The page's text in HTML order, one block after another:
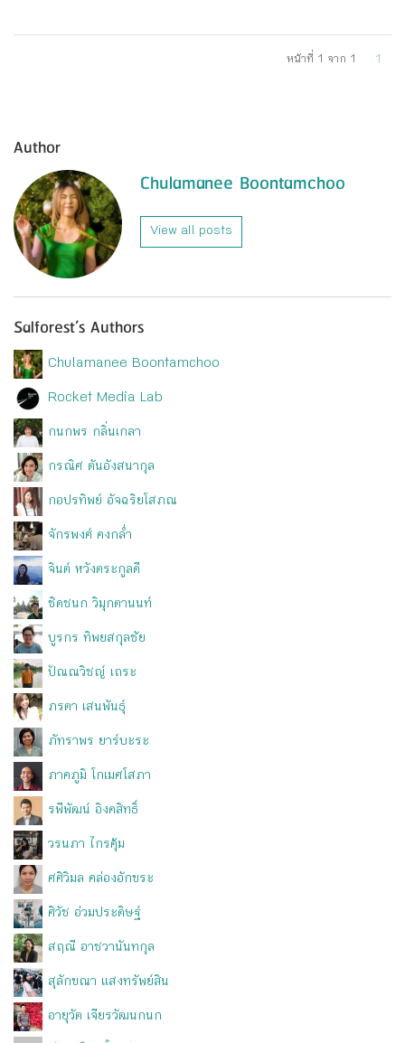
หน้าที่ 1 จาก 1 1
Author
Chulamanee Boontamchoo
View all posts
Salforest’s Authors
Chulamanee Boontamchoo
Rocket Media Lab
กนกพร กลิ่นเกลา
กรณิศ ตันอังสนากุล
กอปรทิพย์ อัจฉริยโสภณ
จักรพงศ์ คงกล่ำ
จินต์ หวังตระกูลดี
ชิดชนก วิมุกตานนท์
บูรกร ทิพยสกุลชัย
ปัณณวิชญ์ เถระ
ภรตา เสนพันธุ์
ภัทราพร ยาร์บะระ
ภาคภูมิ โกเมศโสภา
รพีพัฒน์ อิงคสิทธิ์
วรนภา ไกรคุ้ม
ศศิวิมล คล่องอักขระ
ศิวัช อ่วมประดิษฐ์
สฤณี อาชวานันทกุล
สุลักขณา แสงทรัพย์สิน
อายุวัต เจียรวัฒนกนก